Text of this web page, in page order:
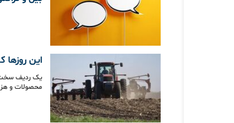
این روزها
یک ردیف سخت
محصولات و